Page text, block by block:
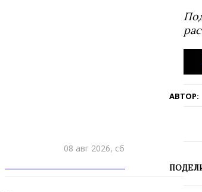
08 авг 2026, сб
АВТОР: